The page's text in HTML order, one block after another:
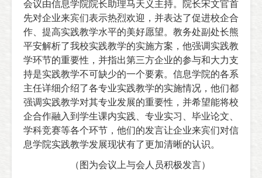
会议由信息学院院长助理马天义主持。院长宋文官首
先对企业来宾们表示热烈欢迎，并表达了促进校企合
作、提高实践教学水平的美好愿望。教务处副处长熊
平安解析了我校实践教学的实施方案，他强调实践教
学环节的重要性，并指出第三方企业的参与和大力支
持是实践教学不可缺少的一个要素。信息学院的各系
主任详细介绍了各专业实践教学的实施情况，他们都
强调实践教学对其专业发展的重要性，并希望能将校
企合作融入到学生课内实践、专业实习、毕业论文、
学科竞赛等各个环节，他们的发言让企业来宾们对信
息学院实践教学发展现状有了更加清晰的认识。
（图为会议上与会人员积极发言）